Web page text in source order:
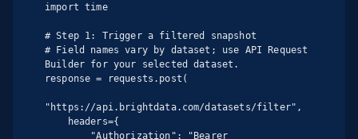
import time
# Step 1: Trigger a filtered snapshot
# Field names vary by dataset; use API Request
Builder for your selected dataset.
response = requests.post(
"https://api.brightdata.com/datasets/filter",